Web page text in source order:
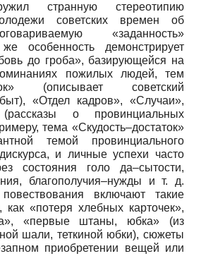
странную стереотипию
советских времен об
«заданность»
особенность демонстрирует
до гроба», базирующейся на
пожилых людей, тем
(описывает советский
«Отдел кадров», «Случаи»,
о провинциальных
тема «Скудость–достаток»
темой провинциального
и личные успехи часто
состояния голо да–сытости,
благополучия–нужды и т. д.
включают такие
«потеря хлебных карточек»,
«первые штаны, юбка» (из
шали, теткиной юбки), сюжеты
приобретении вещей или